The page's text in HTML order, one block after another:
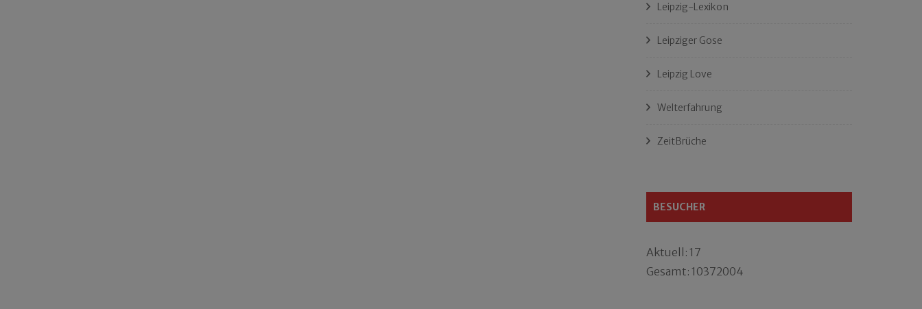
Leipzig-Lexikon
Leipziger Gose
Leipzig Love
Welterfahrung
ZeitBrüche
BESUCHER
Aktuell: 17
Gesamt: 10372004